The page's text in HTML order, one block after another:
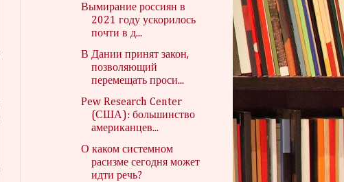
Вымирание россиян в
2021 году ускорилось
почти в д...
В Дании принят закон,
позволяющий
перемещать проси...
Pew Research Center
(США): большинство
американцев...
О каком системном
расизме сегодня может
идти речь?